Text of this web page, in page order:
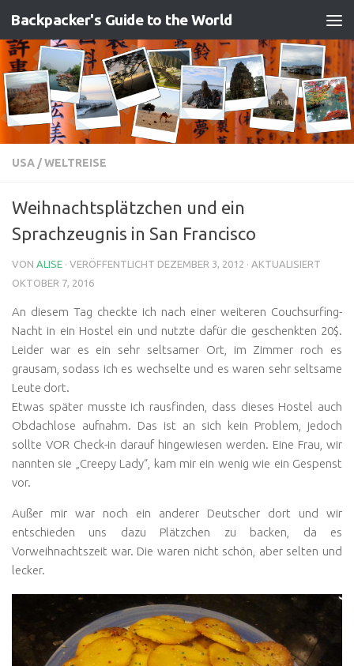
Zum Inhalt springen
Backpacker's Guide to the World
USA /WELTREISE
Weihnachtsplätzchen und ein
Sprachzeugnis in San Francisco
VON ALISE · VERÖFFENTLICHT DEZEMBER 3, 2012 · AKTUALISIERT
OKTOBER 7, 2016
An diesem Tag checkte ich nach einer weiteren Couchsurfing-
Nacht in ein Hostel ein und nutzte dafür die geschenkten 20$.
Leider war es ein sehr seltsamer Ort, im Zimmer roch es
grausam, sodass ich es wechselte und es waren sehr seltsame
Leute dort.
Etwas später musste ich rausfinden, dass dieses Hostel auch
Obdachlose aufnahm. Das ist an sich kein Problem, jedoch
sollte VOR Check-in darauf hingewiesen werden. Eine Frau, wir
nannten sie „Creepy Lady“, kam mir ein wenig wie ein Gespenst
vor.
Außer mir war noch ein anderer Deutscher dort und wir
entschieden uns dazu Plätzchen zu backen, da es
Vorweihnachtszeit war. Die waren nicht schön, aber selten und
lecker.